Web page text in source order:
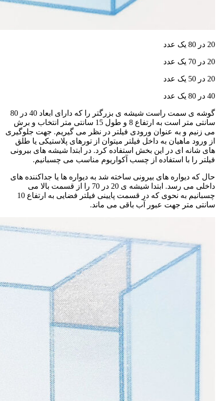
20 در 80 یک عدد
20 در 70 یک عدد
20 در 50 یک عدد
40 در 80 یک عدد
گوشه ی سمت راست شیشه ی بزرگتر را که دارای ابعاد 40 در 80
سانتی متر است به ارتفاع 8 و طول 15 سانتی متر انتخاب و برش
می زنیم و به عنوان ورودی فیلتر در نظر می گیریم. جهت جلوگیری
از ورود ماهیان به داخل فیلتر میتوان از تورهای پلاستیکی یا طلق
های شانه ای در این بخش استفاده کرد. در ابتدا شیشه های بیرونی
فیلتر را با استفاده از چسب آکواریوم مناسب می چسبانیم.
حال که دیواره های بیرونی ساخته شد به دیواره ها یا جداکننده های
داخلی می رسد. ابتدا شیشه ی 20 در 70 را از قسمت بالا می
چسبانیم به نحوی که در قسمت پایینی فیلتر فضایی به ارتفاع 10
سانتی متر جهت عبور آب باقی می ماند.